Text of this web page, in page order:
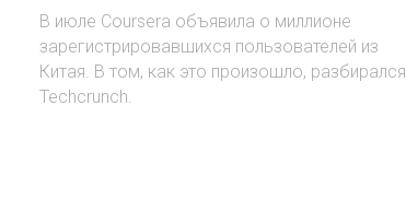
В июле Coursera объявила о миллионе
зарегистрировавшихся пользователей из
Китая. В том, как это произошло, разбирался
Techcrunch.